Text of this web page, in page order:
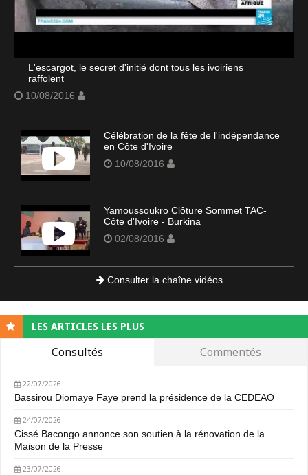
L'escargot, le secret d'initié dont tous les ivoiriens
raffolent
10/08/2016
Célébration de la fête de l'indépendance
en Côte d'Ivoire
10/08/2016
Yamoussoukro Clôture Sommet TAC-
Côte d'Ivoire - Burkina
02/08/2016
Consulter la chaîne vidéos
LES ARTICLES LES PLUS
Consultés Commentés
22/07/2026
Bassirou Diomaye Faye prend la présidence de la CEDEAO
24/07/2026
Cissé Bacongo annonce son soutien à la rénovation de la
Maison de la Presse
23/07/2026